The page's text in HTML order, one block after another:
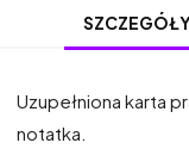
Uzupełniona karta
notatka.